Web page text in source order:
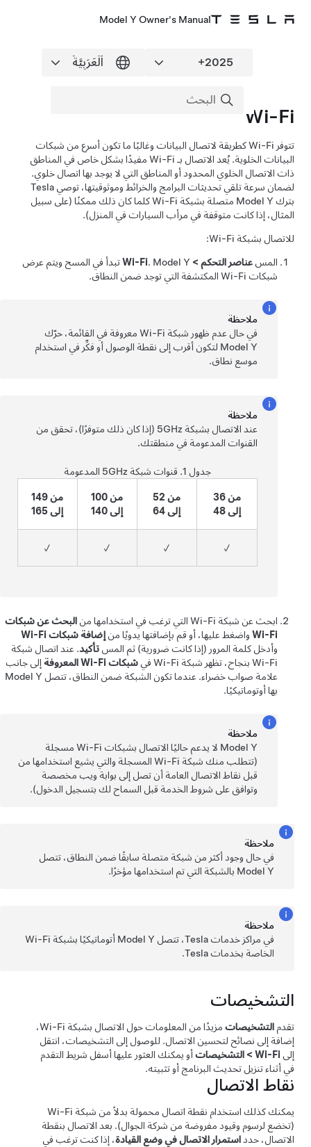
Model Y Owner's Manual
Wi-Fi
تتوفر Wi-Fi كطريقة لاتصال البيانات وغالبًا ما تكون أسرع من شبكات
البيانات الخلوية. يُعد الاتصال بـ Wi-Fi مفيدًا بشكل خاص في المناطق
ذات الاتصال الخلوي المحدود أو المناطق التي لا يوجد بها اتصال خلوي.
لضمان سرعة تلقي تحديثات البرامج والخرائط وموثوقيتها، توصي Tesla
بتركModel Y
متصلة بشبكة Wi-Fi كلما كان ذلك ممكنًا (على سبيل
المثال، إذا كانت متوقفة في مرأب السيارات في المنزل).
للاتصال بشبكة Wi-Fi:
المسعناصر التحكم>
Wi-Fi.Model Y
تبدأ في المسح ويتم عرض
شبكات Wi-Fi المكتشفة التي توجد ضمن النطاق.
ملاحظة
في حال عدم ظهور شبكة Wi-Fi معروفة في القائمة، حرّك
Model Yلتكون أقرب إلى نقطة الوصول أو فكِّر في استخدام
موسع نطاق.
ملاحظة
عند الاتصال بشبكة 5GHz (إذا كان ذلك متوفرًا)، تحقق من
القنوات المدعومة في منطقتك.
جدول 1. قنوات شبكة 5GHz المدعومة
من 36
من 52
من 100
من 149
ابحث عن شبكة Wi-Fi التي ترغب في استخدامها من
البحث عن شبكات
Wi-Fi واضغط عليها، أو قم بإضافتها يدويًا من إضافة شبكات Wi-Fi
وأدخل كلمة المرور (إذا كانت ضرورية) ثم المستأكيد. عند اتصال شبكة
Wi-Fi بنجاح، تظهر شبكة Wi-Fi في
شبكات Wi-Fi المعروفة
إلى جانب
علامة صواب خضراء. عندما تكون الشبكة ضمن النطاق، تتصلModel Y
بها أوتوماتيكيًا.
ملاحظة
Model Y
لا يدعم حاليًا الاتصال بشبكات Wi-Fi مسجلة
(تتطلب منك شبكة Wi-Fi المسجلة والتي يشيع استخدامها من
قبل نقاط الاتصال العامة أن تصل إلى بوابة ويب مخصصة
وتوافق على شروط الخدمة قبل السماح لك بتسجيل الدخول).
ملاحظة
في حال وجود أكثر من شبكة متصلة سابقًا ضمن النطاق، تتصل
Model Yبالشبكة التي تم استخدامها مؤخرًا.
ملاحظة
في مراكز خدمات Tesla، تتصل
Model Y
أتوماتيكيًا بشبكة Wi-Fi
الخاصة بخدمات Tesla.
التشخيصات
تقدمالتشخيصات
مزيدًا من المعلومات حول الاتصال بشبكة Wi-Fi،
إضافة إلى نصائح لتحسين الاتصال. للوصول إلى التشخيصات، انتقل
Wi-Fi
>التشخيصاتأو يمكنك العثور عليها أسفل شريط التقدم
في أثناء تنزيل تحديث البرنامج أو تثبيته.
نقاط الاتصال
يمكنك كذلك استخدام نقطة اتصال محمولة بدلاً من شبكة Wi-Fi
(تخضع لرسوم وقيود مفروضة من شركة الجوال). بعد الاتصال بنقطة
الاتصال، حدداستمرار الاتصال في وضع القيادة، إذا كنت ترغب في